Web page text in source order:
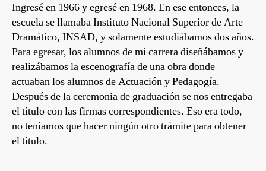
Ingresé en 1966 y egresé en 1968. En ese entonces, la
escuela se llamaba Instituto Nacional Superior de Arte
Dramático, INSAD, y solamente estudiábamos dos años.
Para egresar, los alumnos de mi carrera diseñábamos y
realizábamos la escenografía de una obra donde
actuaban los alumnos de Actuación y Pedagogía.
Después de la ceremonia de graduación se nos entregaba
el título con las firmas correspondientes. Eso era todo,
no teníamos que hacer ningún otro trámite para obtener
el título.